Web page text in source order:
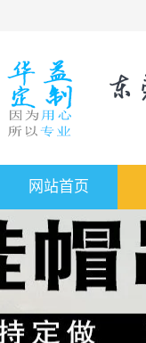
网站首页